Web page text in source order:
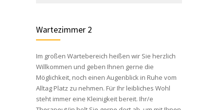
Wartezimmer 2
Im großen Wartebereich heißen wir Sie herzlich
Willkommen und geben Ihnen gerne die
Möglichkeit, noch einen Augenblick in Ruhe vom
Alltag Platz zu nehmen. Für Ihr leibliches Wohl
steht immer eine Kleinigkeit bereit. Ihr/e